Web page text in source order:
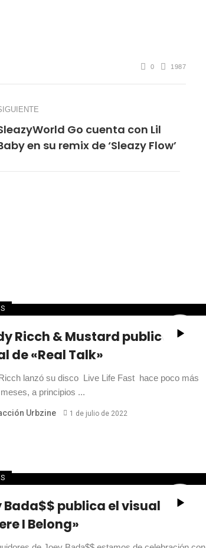
0 1987
Go cuenta con Lil
en su remix de ‘Sleazy Flow’
Ricch & Mustard publican el
de «Real Talk»
lanzó su disco Live Life Fast hace poco más
a principios ...
Urbzine 1 de julio de 2022
Bada$$ publica el visual de
I Belong»